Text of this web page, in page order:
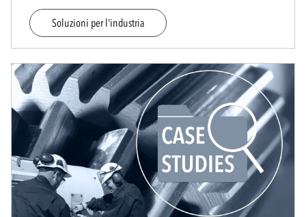
Soluzioni per l'industria